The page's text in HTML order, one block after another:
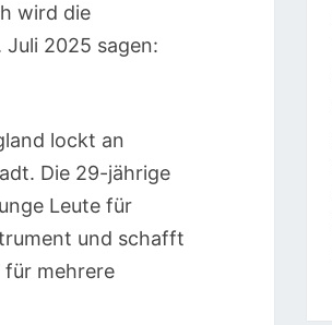
wird die
Juli 2025 sagen:
lockt an
Die 29-jährige
Leute für
und schafft
für mehrere